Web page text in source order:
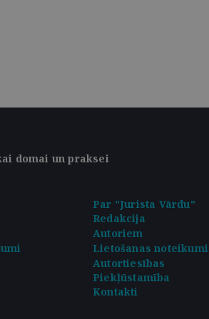
domai un praksei
Par "Jurista Vārdu"
Redakcija
Autoriem
Lietošanas noteikumi
Autortiesības
Piekļūstamība
Kontakti